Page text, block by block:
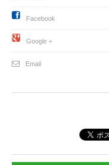
Facebook
Google +
Email